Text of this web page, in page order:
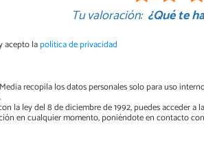
Tu valoración: ¿Qué te
acepto lapolítica de privacidad
recopila los datos personales solo para uso
la ley del 8 de diciembre de 1992, puedes acceder
en cualquier momento, poniéndote en contacto